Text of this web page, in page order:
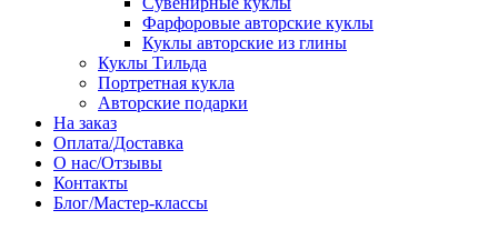
Фарфоровые авторские куклы
Куклы авторские из глины
Куклы Тильда
Портретная кукла
Авторские подарки
На заказ
Оплата/Доставка
О нас/Отзывы
Контакты
Блог/Мастер-классы